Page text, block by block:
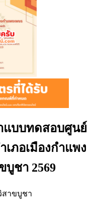
แบบทดสอบศูนย์
เภอเมืองกำแพง
บูชา 2569
สาขบูชา